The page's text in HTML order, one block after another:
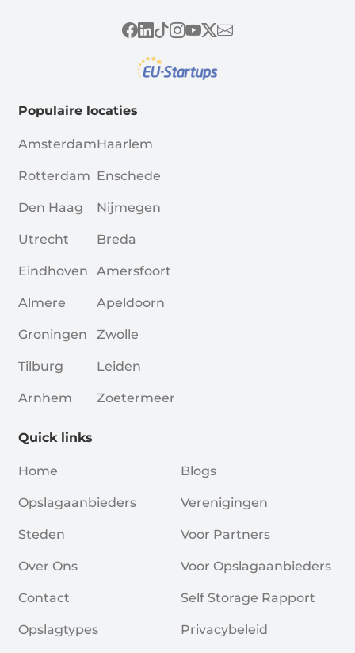
Populaire locaties
Amsterdam
Rotterdam
Den Haag
Utrecht
Eindhoven
Almere
Groningen
Tilburg
Arnhem
Haarlem
Enschede
Nijmegen
Breda
Amersfoort
Apeldoorn
Zwolle
Leiden
Zoetermeer
Quick links
Home
Opslagaanbieders
Steden
Over Ons
Contact
Opslagtypes
Blogs
Verenigingen
Voor Partners
Voor Opslagaanbieders
Self Storage Rapport
Privacybeleid